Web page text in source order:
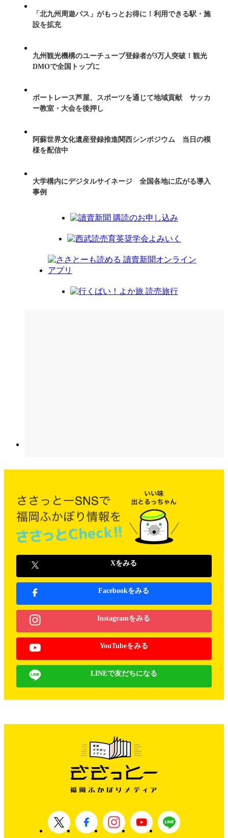
「北九州周遊パス」がもっとお得に！利用できる駅・施
設を拡充
九州観光機構のユーチューブ登録者が3万人突破！観光
DMOで全国トップに
ボートレース芦屋、スポーツを通じて地域貢献 サッカ
ー教室・大会を後押し
阿蘇世界文化遺産登録推進関西シンポジウム 当日の模
様を配信中
大学構内にデジタルサイネージ 全国各地に広がる導入
事例
Xをみる
Facebookをみる
Instagramをみる
YouTubeをみる
LINEで友だちになる